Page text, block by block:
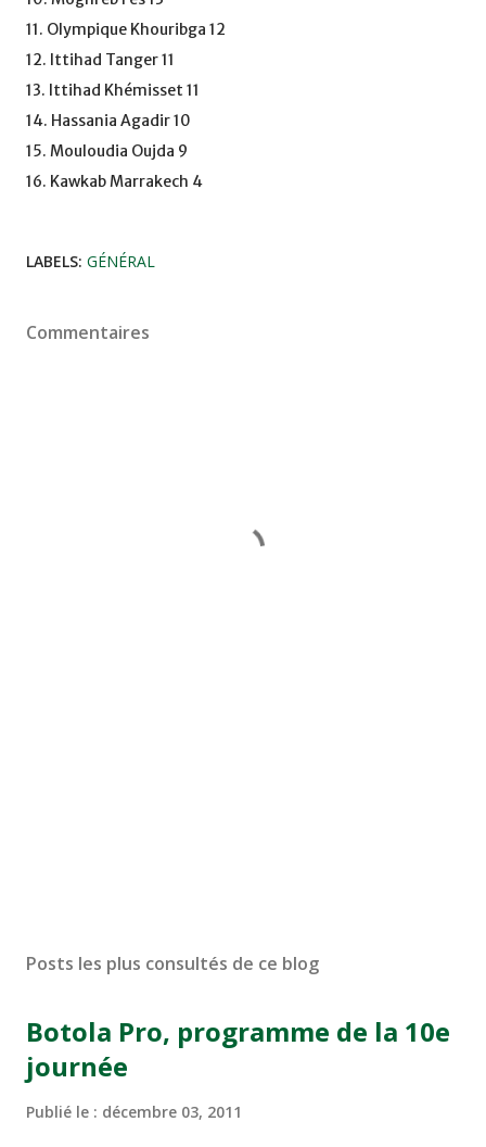
11. Olympique Khouribga 12
12. Ittihad Tanger 11
13. Ittihad Khémisset 11
14. Hassania Agadir 10
15. Mouloudia Oujda 9
16. Kawkab Marrakech 4
LABELS: GÉNÉRAL
Commentaires
Posts les plus consultés de ce blog
Botola Pro, programme de la 10e
journée
Publié le : décembre 03, 2011